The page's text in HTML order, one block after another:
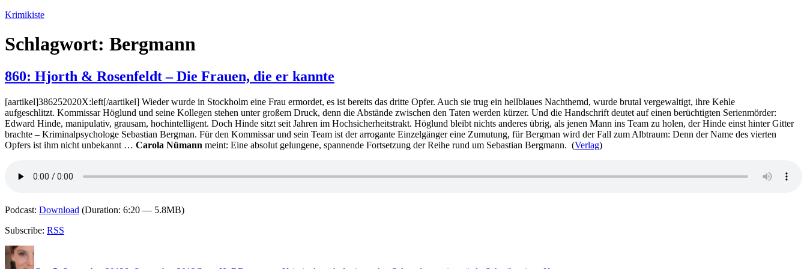
Zum
springen
Krimikiste
Schlagwort: Bergmann
860: Hjorth & Rosenfeldt – Die Frauen, die er kannte
[aartikel]386252020X:left[/aartikel] Wieder wurde in Stockholm eine Frau ermordet, es ist bereits das dritte Opfer. Auch sie trug ein hellblaues Nachthemd, wurde brutal vergewaltigt, ihre Kehle
aufgeschlitzt. Kommissar Höglund und seine Kollegen stehen unter großem Druck, denn die Abstände zwischen den Taten werden kürzer. Und die Handschrift deutet auf einen berüchtigten Serienmörder:
Edward Hinde, manipulativ, grausam, hochintelligent. Doch Hinde sitzt seit Jahren im Hochsicherheitstrakt. Höglund bleibt nichts anderes übrig, als jenen Mann ins Team zu holen, der Hinde einst hinter Gitter
brachte – Kriminalpsychologe Sebastian Bergman. Für den Kommissar und sein Team ist der arrogante Einzelgänger eine Zumutung, für Bergman wird der Fall zum Albtraum: Denn der Name des vierten
Opfers ist ihm nicht unbekannt … Carola Nümann meint: Eine absolut gelungene, spannende Fortsetzung der Reihe rund um Sebastian Bergmann. (Verlag)
Podcast: Download (Duration: 6:20 — 5.8MB)
Subscribe: RSS
Autor